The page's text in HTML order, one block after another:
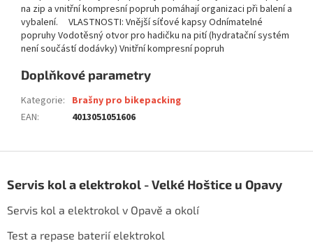
na zip a vnitřní kompresní popruh pomáhají organizaci při balení a
vybalení. VLASTNOSTI: Vnější síťové kapsy Odnímatelné
popruhy Vodotěsný otvor pro hadičku na pití (hydratační systém
není součástí dodávky) Vnitřní kompresní popruh
Doplňkové parametry
Kategorie: Brašny pro bikepacking
EAN: 4013051051606
pServis kol a elektrokol - Velké Hoštice u Opavy
Servis kol a elektrokol v Opavě a okolí
Test a repase baterií elektrokol